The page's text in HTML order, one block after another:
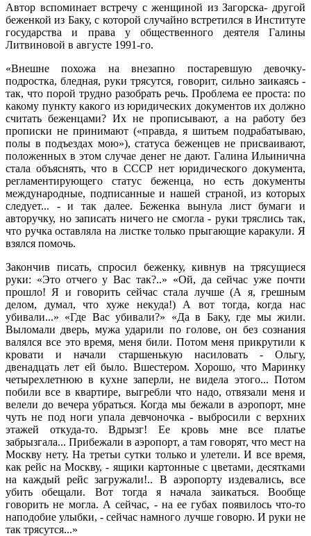
Автор вспоминает встречу с женщиной из Загорска- другой
беженкой из Баку, с которой случайно встретился в Институте
государства и права у общественного деятеля Галины
Литвиновой в августе 1991-го.
«Внешне похожа на внезапно постаревшую девочку-
подростка, бледная, руки трясутся, говорит, сильно заикаясь -
так, что порой трудно разобрать речь. Проблема ее проста: по
какому пункту какого из юридических документов их должно
считать беженцами? Их не прописывают, а на работу без
прописки не принимают («правда, я шитьем подрабатываю,
полы в подъездах мою»), статуса беженцев не присваивают,
положенных в этом случае денег не дают. Галина Ильинична
стала объяснять, что в СССР нет юридического документа,
регламентирующего статус беженца, но есть документы
международные, подписанные и нашей страной, из которых
следует... - и так далее. Беженка вынула лист бумаги и
авторучку, но записать ничего не смогла - руки тряслись так,
что ручка оставляла на листке только прыгающие каракули. Я
взялся помочь.
Закончив писать, спросил беженку, кивнув на трясущиеся
руки: «Это отчего у Вас так?..» «Ой, да сейчас уже почти
прошло! Я и говорить сейчас стала лучше (А я, грешным
делом, думал, что хуже некуда!) А вот тогда, когда нас
убивали...» «Где Вас убивали?» «Да в Баку, где мы жили.
Выломали дверь, мужа ударили по голове, он без сознания
валялся все это время, меня били. Потом меня прикрутили к
кровати и начали старшенькую насиловать - Ольгу,
двенадцать лет ей было. Вшестером. Хорошо, что Маринку
четырехлетнюю в кухне заперли, не видела этого... Потом
побили все в квартире, выгребли что надо, отвязали меня и
велели до вечера убраться. Когда мы бежали в аэропорт, мне
чуть не под ноги упала девчоночка - выбросили с верхних
этажей откуда-то. Вдрызг! Ее кровь мне все платье
забрызгала... Прибежали в аэропорт, а там говорят, что мест на
Москву нету. На третьи сутки только и улетели. И все время,
как рейс на Москву, - ящики картонные с цветами, десятками
на каждый рейс загружали!.. В аэропорту издевались, все
убить обещали. Вот тогда я начала заикаться. Вообще
говорить не могла. А сейчас, - на ее губах появилось что-то
наподобие улыбки, - сейчас намного лучше говорю. И руки не
так трясутся...»